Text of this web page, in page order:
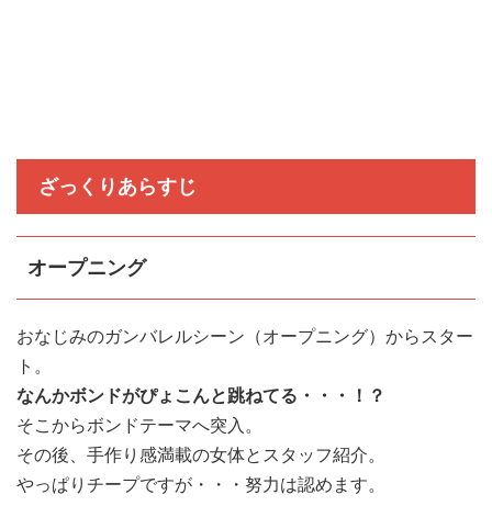
ざっくりあらすじ
オープニング
おなじみのガンバレルシーン（オープニング）からスター
ト。
なんかボンドがぴょこんと跳ねてる・・・！？
そこからボンドテーマへ突入。
その後、手作り感満載の女体とスタッフ紹介。
やっぱりチープですが・・・努力は認めます。